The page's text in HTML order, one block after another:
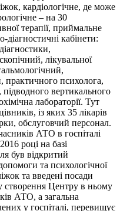
кардіологічне, де може
– на 30
терапії, приймальне
діагностичні кабінети:
лікувальної
практичного психолога,
підводного вертикального
лабораторії. Тут
із яких 35 лікарів
обслуговчий персонал.
АТО в госпіталі
році на базі
був відкритий
та психологічної
та введені посади
створення Центру в ньому
АТО, а загальна
у госпіталі, перевищує